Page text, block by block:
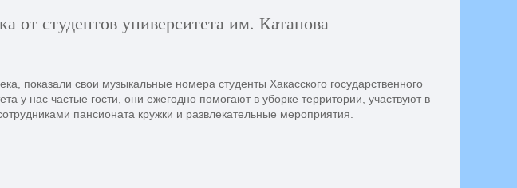
от студентов университета им. Катанова
показали свои музыкальные номера студенты Хакасского государственного
у нас частые гости, они ежегодно помогают в уборке территории, участвуют в
пансионата кружки и развлекательные мероприятия.